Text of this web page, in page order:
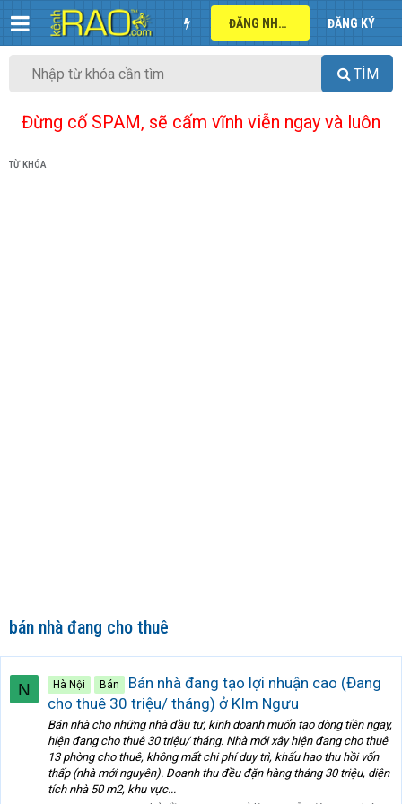
ĐĂNG NHẬP ĐĂNG KÝ
TÌM
Đừng cố SPAM, sẽ cấm vĩnh viễn ngay và luôn
TỪ KHÓA
bán nhà đang cho thuê
N Hà Nội Bán
Bán nhà đang tạo lợi nhuận cao (Đang
cho thuê 30 triệu/ tháng) ở KIm Ngưu
Bán nhà cho những nhà đầu tư, kinh doanh muốn tạo dòng tiền ngay,
hiện đang cho thuê 30 triệu/ tháng. Nhà mới xây hiện đang cho thuê
13 phòng cho thuê, không mất chi phí duy trì, khấu hao thu hồi vốn
thấp (nhà mới nguyên). Doanh thu đều đặn hàng tháng 30 triệu, diện
tích nhà 50 m2, khu vực...